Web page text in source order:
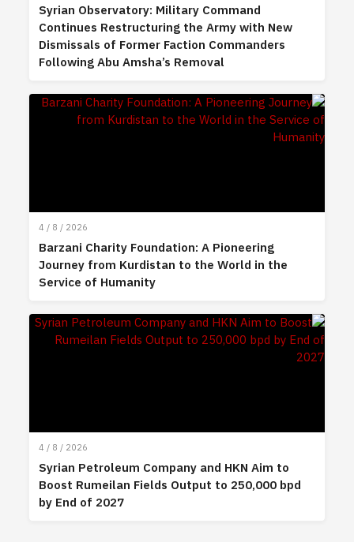
Syrian Observatory: Military Command
Continues Restructuring the Army with New
Dismissals of Former Faction Commanders
Following Abu Amsha’s Removal
4 / 8 / 2026
Barzani Charity Foundation: A Pioneering
Journey from Kurdistan to the World in the
Service of Humanity
4 / 8 / 2026
Syrian Petroleum Company and HKN Aim to
Boost Rumeilan Fields Output to 250,000 bpd
by End of 2027